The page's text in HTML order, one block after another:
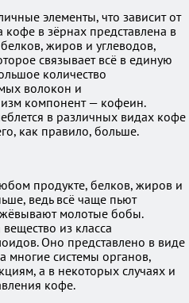
элементы, что зависит от
кофе в зёрнах представлена в
жиров и углеводов,
связывает всё в единую
количество
волокон и
компонент — кофеин.
в различных видах кофе
как правило, больше.
продукте, белков, жиров и
ведь всё чаще пьют
молотые бобы.
из класса
Оно представлено в виде
многие системы органов,
а в некоторых случаях и
кофе.